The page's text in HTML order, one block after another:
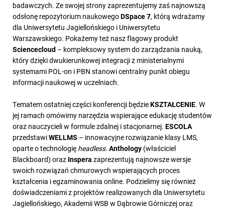
badawczych. Ze swojej strony zaprezentujemy zaś najnowszą
odsłonę repozytorium naukowegoDSpace 7, którą wdrażamy
dla Uniwersytetu Jagiellońskiego i Uniwersytetu
Warszawskiego. Pokażemy też nasz flagowy produkt
Sciencecloud – kompleksowy system do zarządzania nauką,
który dzięki dwukierunkowej integracji z ministerialnymi
systemami POL-on i PBN stanowi centralny punkt obiegu
informacji naukowej w uczelniach.
Tematem ostatniej części konferencji będzieKSZTAŁCENIE. W
jej ramach omówimy narzędzia wspierające edukację studentów
oraz nauczycieli w formule zdalnej i stacjonarnej. ESCOLA
przedstawiWELLMS – innowacyjne rozwiązanie klasy LMS,
oparte o technologię headless. Anthology (właściciel
Blackboard) oraz Inspera zaprezentują najnowsze wersje
swoich rozwiązań chmurowych wspierających proces
kształcenia i egzaminowania online. Podzielimy się również
doświadczeniami z projektów realizowanych dla Uniwersytetu
Jagiellońskiego, Akademii WSB w Dąbrowie Górniczej oraz